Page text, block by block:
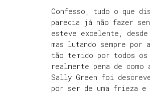
Confesso, tudo o que
parecia já não fazer
esteve excelente,
mas lutando sempre por
tão temido por todos
realmente pena de
Sally Green foi
por ser de uma frieza e